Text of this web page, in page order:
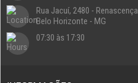
Rua Jacuí, 2480 - Renascença
Belo Horizonte - MG
07:30 às 17:30